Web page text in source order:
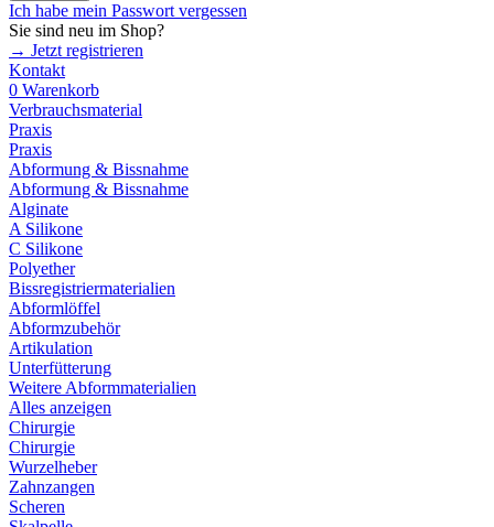
Ich habe mein Passwort vergessen
Sie sind neu im Shop?
→ Jetzt registrieren
Kontakt
0 Warenkorb
Verbrauchsmaterial
Praxis
Praxis
Abformung & Bissnahme
Abformung & Bissnahme
Alginate
A Silikone
C Silikone
Polyether
Bissregistriermaterialien
Abformlöffel
Abformzubehör
Artikulation
Unterfütterung
Weitere Abformmaterialien
Alles anzeigen
Chirurgie
Chirurgie
Wurzelheber
Zahnzangen
Scheren